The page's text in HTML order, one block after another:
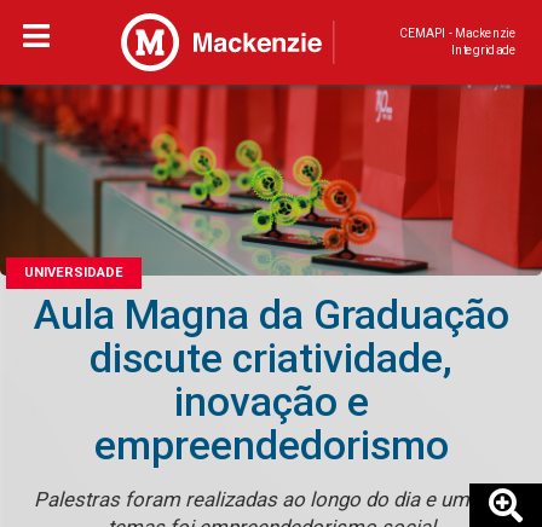
CEMAPI - Mackenzie
Integridade
UNIVERSIDADE
Aula Magna da Graduação
discute criatividade,
inovação e
empreendedorismo
Palestras foram realizadas ao longo do dia e um dos